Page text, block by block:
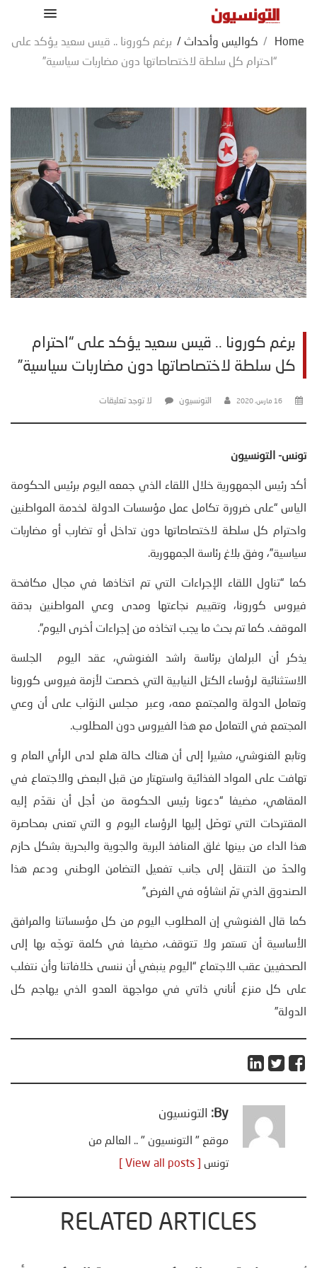
Home
/ كواليس وأحداث / برغم كورونا .. قيس سعيد يؤكد على
“احترام كل سلطة لاختصاصاتها دون مضاربات سياسية”
برغم كورونا .. قيس سعيد يؤكد على “احترام
كل سلطة لاختصاصاتها دون مضاربات سياسية”
16 مارس، 2020 التونسيون لا توجد تعليقات
تونس- التونسيون
أكد رئيس الجمهورية خلال اللقاء الذي جمعه اليوم برئيس الحكومة
الياس “على ضرورة تكامل عمل مؤسسات الدولة لخدمة المواطنين
واحترام كل سلطة لاختصاصاتها دون تداخل أو تضارب أو مضاربات
سياسية”، وفق بلاغ رئاسة الجمهورية.
كما “تناول اللقاء الإجراءات التي تم اتخاذها في مجال مكافحة
فيروس كورونا، وتقييم نجاعتها ومدى وعي المواطنين بدقة
الموقف. كما تم بحث ما يجب اتخاذه من إجراءات أخرى اليوم”.
يذكر أن البرلمان برئاسة راشد الغنوشي، عقد اليوم الجلسة
الاستثنائية لرؤساء الكتل النيابية التي خصصت لأزمة فيروس كورونا
وتعامل الدولة والمجتمع معه، وعبر مجلس النوّاب على أن وعي
المجتمع في التعامل مع هذا الفيروس دون المطلوب.
وتابع الغنوشي، مشيرا إلى أن هناك حالة هلع لدى الرأي العام و
تهافت على المواد الغذائية واستهتار من قبل البعض والاجتماع في
المقاهي، مضيفا “دعونا رئيس الحكومة من أجل أن نقدّم إليه
المقترحات التي توصّل إليها الرؤساء اليوم و التي تعنى بمحاصرة
هذا الداء من بينها غلق المنافذ البرية والجوية والبحرية بشكل حازم
والحدّ من التنقل إلى جانب تفعيل التضامن الوطني ودعم هذا
الصندوق الذي تمّ انشاؤه في الغرض”
كما قال الغنوشي إن المطلوب اليوم من كل مؤسساتنا والمرافق
الأساسية أن تستمر ولا تتوقف، مضيفا في كلمة توجّه بها إلى
الصحفيين عقب الاجتماع “اليوم ينبغي أن ننسى خلافاتنا وأن نتغلب
على كل منزع أناني ذاتي في مواجهة العدو الذي يهاجم كل
الدولة”
By: التونسيون
موقع " التونسيون " .. العالم من
تونس
RELATED ARTICLES